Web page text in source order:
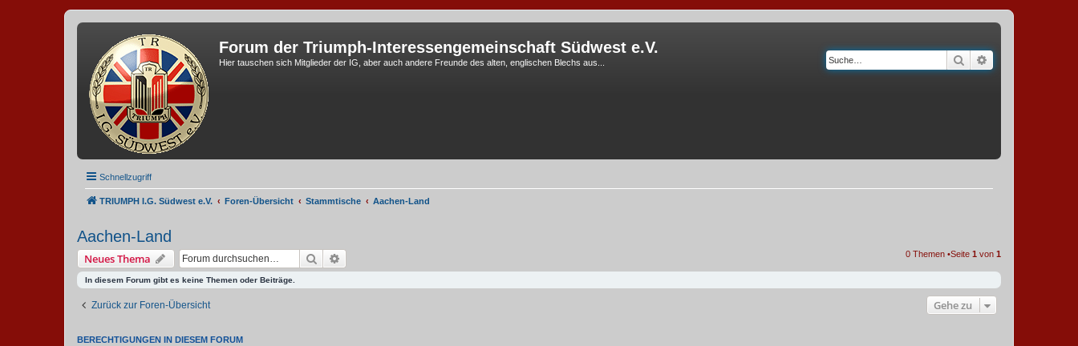
Forum der Triumph-Interessengemeinschaft Südwest e.V.
Hier tauschen sich Mitglieder der IG, aber auch andere Freunde des alten, englischen Blechs aus... Suche
Schnellzugriff
TRIUMPH I.G. Südwest e.V. Foren-Übersicht Stammtische Aachen-Land
Aachen-Land
Neues Thema Suche 0 Themen •Seite 1 von 1
In diesem Forum gibt es keine Themen oder Beiträge.
Zurück zur Foren-Übersicht Gehe zu
BERECHTIGUNGEN IN DIESEM FORUM